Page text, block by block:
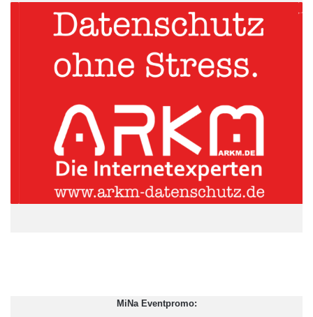
Foto: dmd/thx
Doch auch dies läuft nicht immer im beiderseitigen
Einvernehmen. Bisweilen verstoßen die Verkehrsteilnehmer
gegen die Verkehrsordnung, wenn sie dem anderen das
Einfädeln verweigern, oder – andersrum – auf das
Vorfahrtsrecht bestehen. Erzwingt jemand eine Lücke oder
macht sie absichtlich dicht, drohen in beiden Fällen empfindliche
ARKM.marketing
MiNa Eventpromo: